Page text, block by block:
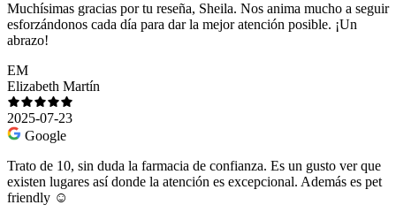
Muchísimas gracias por tu reseña, Sheila. Nos anima mucho a seguir
esforzándonos cada día para dar la mejor atención posible. ¡Un
abrazo!
EM
Elizabeth Martín
2025-07-23
Google
Trato de 10, sin duda la farmacia de confianza. Es un gusto ver que
existen lugares así donde la atención es excepcional. Además es pet
friendly ☺️